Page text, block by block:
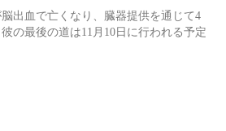
出血で亡くなり、臓器提供を通じて4
の最後の道は11月10日に行われる予定